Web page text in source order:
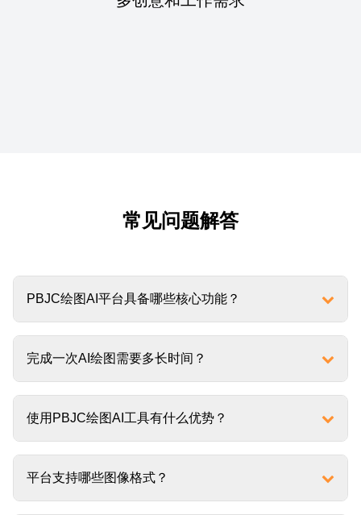
常见问题解答
PBJC绘图AI平台具备哪些核心功能？
完成一次AI绘图需要多长时间？
使用PBJC绘图AI工具有什么优势？
平台支持哪些图像格式？